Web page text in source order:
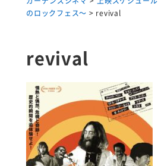
のロックフェス～ > revival
revival